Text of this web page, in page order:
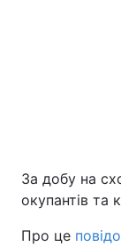
За добу на
окупантів та
Про це